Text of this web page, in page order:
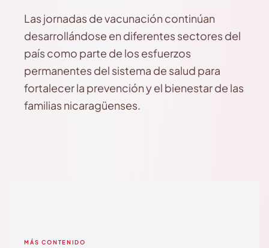
Las jornadas de vacunación continúan
desarrollándose en diferentes sectores del
país como parte de los esfuerzos
permanentes del sistema de salud para
fortalecer la prevención y el bienestar de las
familias nicaragüenses.
MÁS CONTENIDO